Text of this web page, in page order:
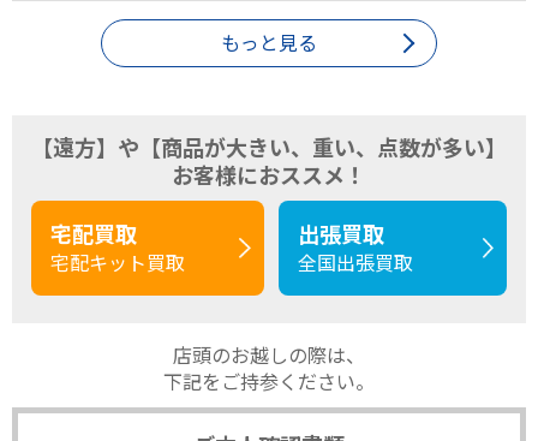
もっと見る
【遠方】や【商品が大きい、重い、点数が多い】
お客様におススメ！
宅配買取
宅配キット買取
出張買取
全国出張買取
店頭のお越しの際は、
下記をご持参ください。